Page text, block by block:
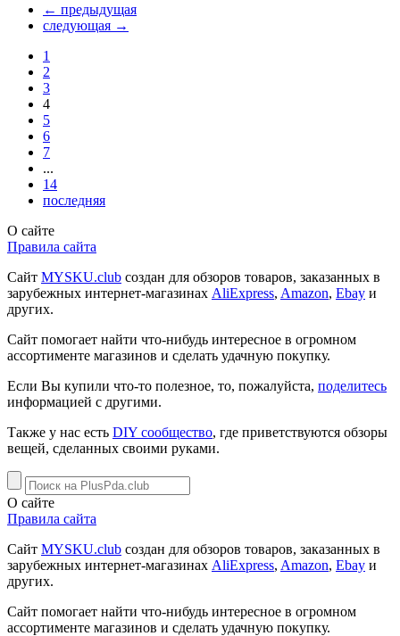
← предыдущая
следующая →
1
2
3
4
5
6
7
...
14
последняя
О сайте
Правила сайта
Сайт MYSKU.club cоздан для обзоров товаров, заказанных в
зарубежных интернет-магазинах AliExpress, Amazon, Ebay и
других.
Сайт помогает найти что-нибудь интересное в огромном
ассортименте магазинов и сделать удачную покупку.
Если Вы купили что-то полезное, то, пожалуйста, поделитесь
информацией с другими.
Также у нас есть DIY сообщество, где приветствуются обзоры
вещей, сделанных своими руками.
О сайте
Правила сайта
Сайт MYSKU.club cоздан для обзоров товаров, заказанных в
зарубежных интернет-магазинах AliExpress, Amazon, Ebay и
других.
Сайт помогает найти что-нибудь интересное в огромном
ассортименте магазинов и сделать удачную покупку.